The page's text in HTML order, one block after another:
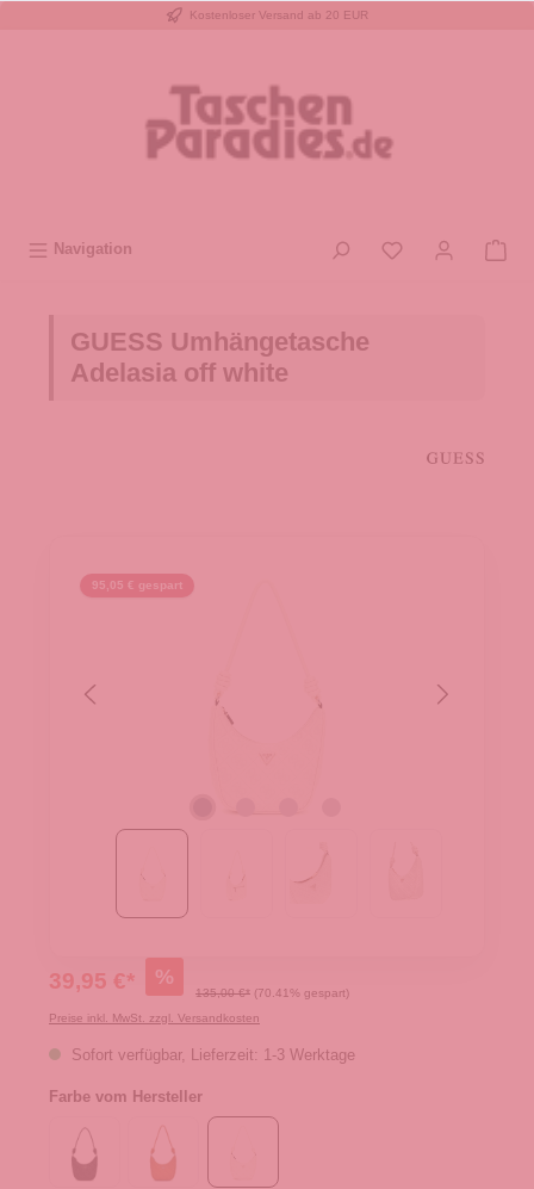
Kostenloser Versand ab 20 EUR
Navigation
GUESS Umhängetasche
Adelasia off white
95,05 € gespart
39,95 €* %
135,00 €* (70.41% gespart)
Preise inkl. MwSt. zzgl. Versandkosten
Sofort verfügbar, Lieferzeit: 1-3 Werktage
Farbe vom Hersteller